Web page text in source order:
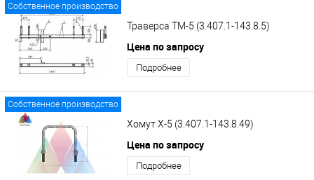
Собственное производство
Траверса ТМ-5 (3.407.1-143.8.5)
Цена по запросу
Подробнее
Собственное производство
Хомут Х-5 (3.407.1-143.8.49)
Цена по запросу
Подробнее